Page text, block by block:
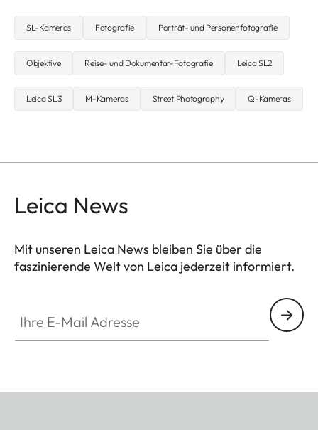
SL-Kameras Fotografie Porträt- und Personenfotografie
Objektive Reise- und Dokumentar-Fotografie Leica SL2
Leica SL3 M-Kameras Street Photography Q-Kameras
Leica News
Mit unseren Leica News bleiben Sie über die
faszinierende Welt von Leica jederzeit informiert.